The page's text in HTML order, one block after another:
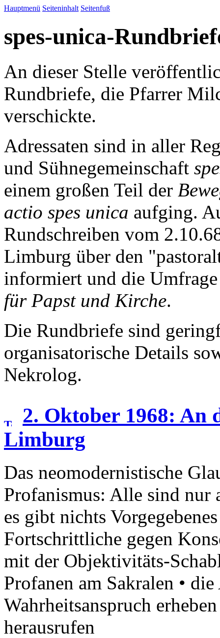
Hauptmenü Seiteninhalt Seitenfuß
spes-unica-
An dieser Stelle
Rundbriefe, die Pfarrer
verschickte.
Adressaten sind in aller
und Sühnegemeinschaft
einem großen Teil der
actio spes unica aufging.
Rundschreiben vom
Limburg über den
informiert und die
für Papst und Kirche.
Die Rundbriefe sind
organisatorische Details
Nekrolog.
2. Oktober 1968: An
Limburg
Das neomodernistische
Profanismus: Alle sind nur
es gibt nichts
Fortschrittliche gegen
mit der Objektivitäts-
Profanen am Sakralen •
Wahrheitsanspruch
herausrufen